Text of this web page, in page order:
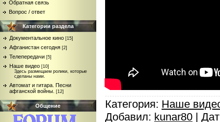
Обратная связь
Вопрос / ответ
Категории раздела
Документальное кино [15]
Афганистан сегодня [2]
Телепередачи [5]
Наше видео [10]
Здесь размещаем ролики, которые
сделаны нами.
Автомат и гитара. Песни
афганской войны.
[12]
Общение Категория: Наше
Добавил: kunar80 |